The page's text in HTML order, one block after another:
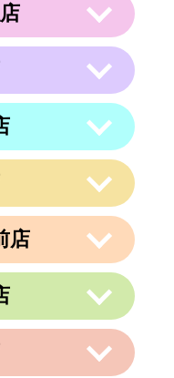
東札幌２条２丁目４
似１条５丁目４−１
3-11-2 PAPA上尾シ
1-10-5 第一荒井ビ
店
区名駅3丁目9番14
ル6F